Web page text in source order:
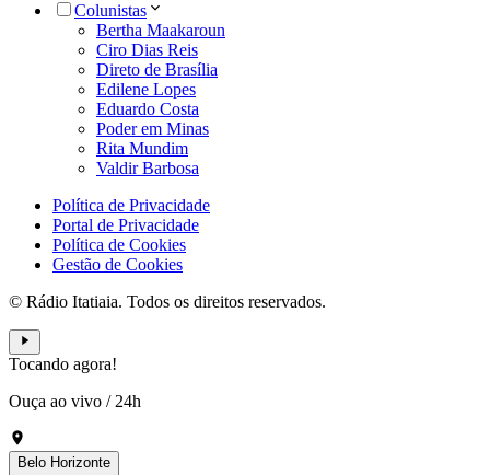
Colunistas
Bertha Maakaroun
Ciro Dias Reis
Direto de Brasília
Edilene Lopes
Eduardo Costa
Poder em Minas
Rita Mundim
Valdir Barbosa
Política de Privacidade
Portal de Privacidade
Política de Cookies
Gestão de Cookies
© Rádio Itatiaia. Todos os direitos reservados.
Tocando agora!
Ouça ao vivo / 24h
Belo Horizonte